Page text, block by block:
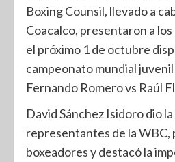
Boxing Counsil, llevado a
Coacalco, presentaron a
el próximo 1 de octubre
campeonato mundial
Fernando Romero vs Raúl
David Sánchez Isidoro dio
representantes de la WBC,
boxeadores y destacó la